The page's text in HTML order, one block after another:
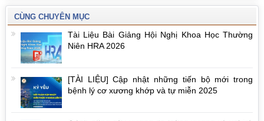
CÙNG CHUYÊN MỤC
Tài Liệu Bài Giảng Hội Nghị Khoa Học Thường
Niên HRA 2026
[TÀI LIỆU] Cập nhật những tiến bộ mới trong
bệnh lý cơ xương khớp và tự miễn 2025